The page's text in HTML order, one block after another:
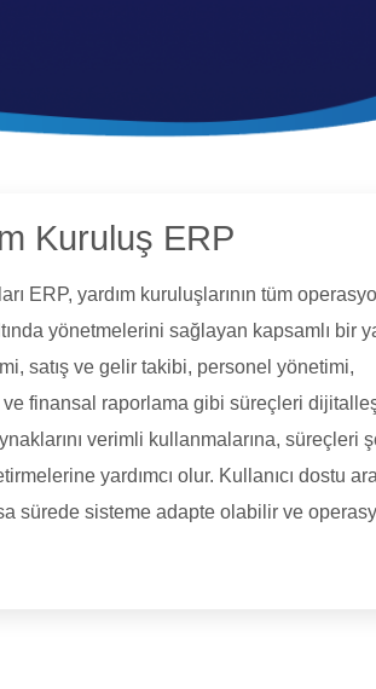
Kuruluş ERP
ERP, yardım kuruluşlarının tüm
yönetmelerini sağlayan kapsamlı bir
satış ve gelir takibi, personel yönetimi,
ve finansal raporlama gibi süreçleri
verimli kullanmalarına, süreçleri
yardımcı olur. Kullanıcı dostu
sürede sisteme adapte olabilir ve